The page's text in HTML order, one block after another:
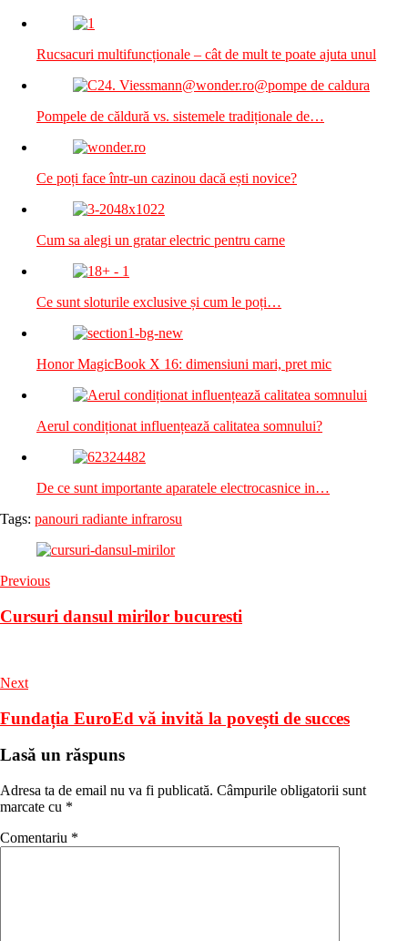
Rucsacuri multifuncționale – cât de mult te poate ajuta unul
Pompele de căldură vs. sistemele tradiționale de…
Ce poți face într-un cazinou dacă ești novice?
Cum sa alegi un gratar electric pentru carne
Ce sunt sloturile exclusive și cum le poți…
Honor MagicBook X 16: dimensiuni mari, pret mic
Aerul condiționat influențează calitatea somnului?
De ce sunt importante aparatele electrocasnice in…
Tags: panouri radiante infrarosu
Previous
Cursuri dansul mirilor bucuresti
Next
Fundația EuroEd vă invită la povești de succes
Lasă un răspuns
Adresa ta de email nu va fi publicată. Câmpurile obligatorii sunt
marcate cu *
Comentariu *